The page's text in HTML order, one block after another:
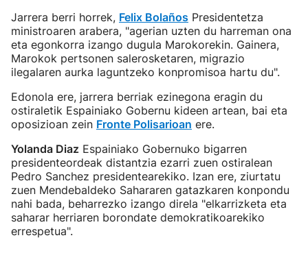
Jarrera berri horrek, Felix Bolaños Presidentetza
ministroaren arabera, "agerian uzten du harreman ona
eta egonkorra izango dugula Marokorekin. Gainera,
Marokok pertsonen salerosketaren, migrazio
ilegalaren aurka laguntzeko konpromisoa hartu du".
Edonola ere, jarrera berriak ezinegona eragin du
ostiraletik Espainiako Gobernu kideen artean, bai eta
oposizioan zein Fronte Polisarioan ere.
Yolanda Diaz Espainiako Gobernuko bigarren
presidenteordeak distantzia ezarri zuen ostiralean
Pedro Sanchez presidentearekiko. Izan ere, ziurtatu
zuen Mendebaldeko Sahararen gatazkaren konpondu
nahi bada, beharrezko izango direla "elkarrizketa eta
saharar herriaren borondate demokratikoarekiko
errespetua".